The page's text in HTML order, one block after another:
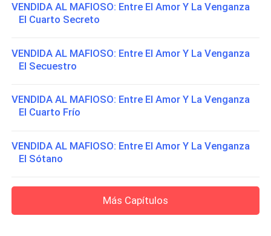
VENDIDA AL MAFIOSO: Entre El Amor Y La Venganza
El Cuarto Secreto
VENDIDA AL MAFIOSO: Entre El Amor Y La Venganza
El Secuestro
VENDIDA AL MAFIOSO: Entre El Amor Y La Venganza
El Cuarto Frío
VENDIDA AL MAFIOSO: Entre El Amor Y La Venganza
El Sótano
Más Capítulos